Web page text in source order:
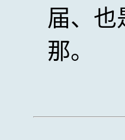
届、也
那。